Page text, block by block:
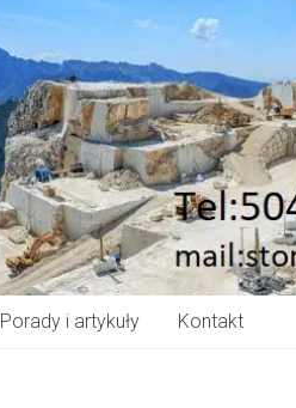
Porady i artykuły Kontakt